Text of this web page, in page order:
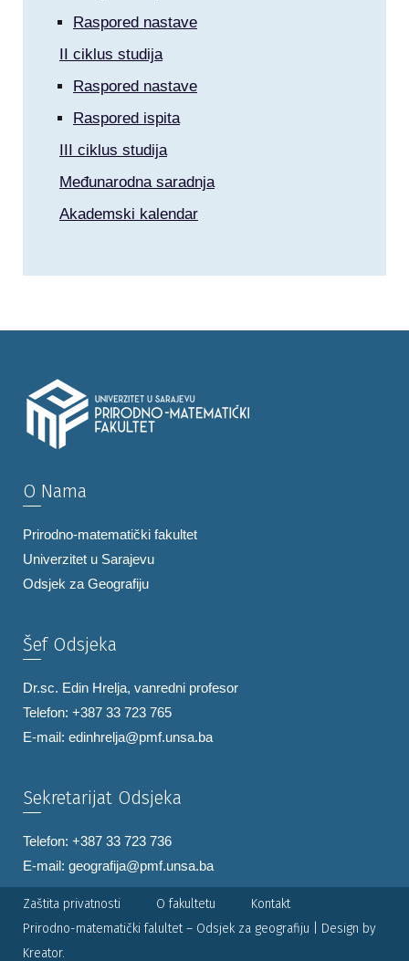
Raspored nastave
II ciklus studija
Raspored nastave
Raspored ispita
III ciklus studija
Međunarodna saradnja
Akademski kalendar
O Nama
Prirodno-matematički fakultet
Univerzitet u Sarajevu
Odsjek za Geografiju
Šef Odsjeka
Dr.sc. Edin Hrelja, vanredni profesor
Telefon: +387 33 723 765
E-mail: edinhrelja@pmf.unsa.ba
Sekretarijat Odsjeka
Telefon: +387 33 723 736
E-mail: geografija@pmf.unsa.ba
Zaštita privatnosti O fakultetu
Kontakt
Prirodno-matematički falultet – Odsjek za geografiju | Design by
Kreator.